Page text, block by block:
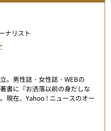
ナリスト
。男性誌・女性誌・WEBの
書に『お洒落以前の身だしな
現在、Yahoo ! ニュースのオー